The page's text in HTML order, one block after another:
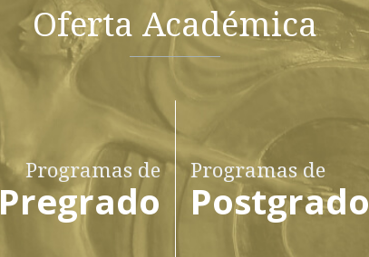
Oferta Académica
Programas de
Pregrado
Programas de
Postgrado